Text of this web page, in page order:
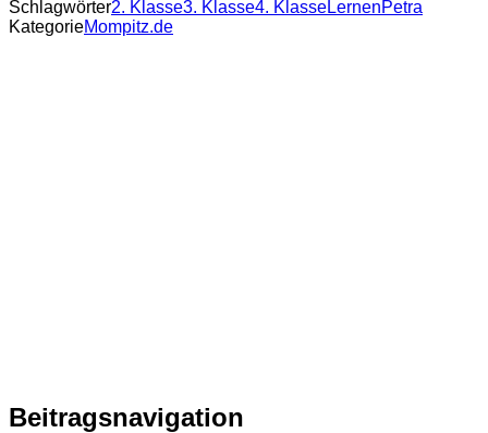
Schlagwörter2. Klasse3. Klasse4. KlasseLernenPetra
KategorieMompitz.de
Beitragsnavigation